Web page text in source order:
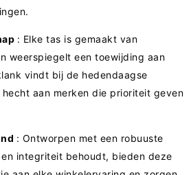
: Elke tas is gemaakt van
weerspiegelt een toewijding aan
vindt bij de hedendaagse
aan merken die prioriteit geven
: Ontworpen met een robuuste
integriteit behoudt, bieden deze